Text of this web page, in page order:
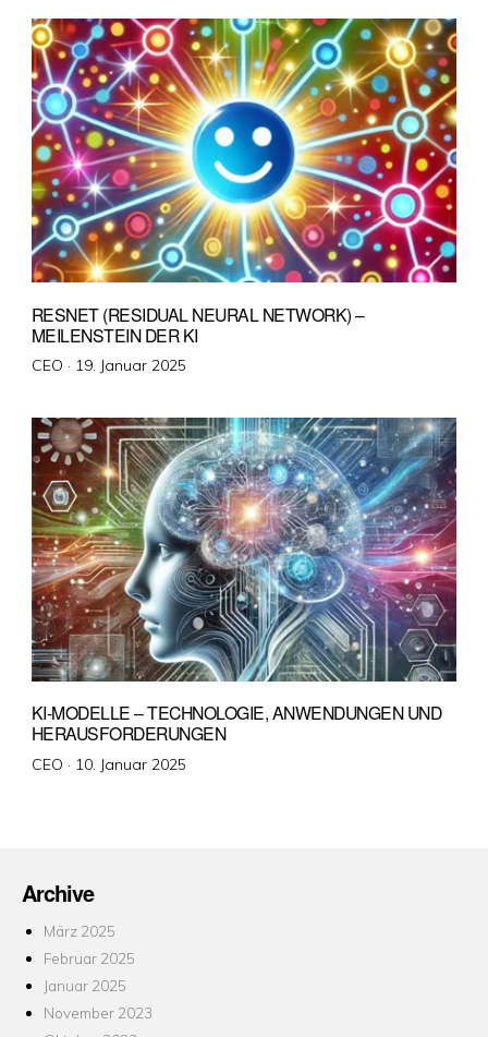
RESNET (RESIDUAL NEURAL NETWORK) –
MEILENSTEIN DER KI
CEO · Veröffentlicht
19. Januar 2025
KI-MODELLE – TECHNOLOGIE, ANWENDUNGEN UND
HERAUSFORDERUNGEN
CEO · Veröffentlicht
10. Januar 2025
Archive
März 2025
Februar 2025
Januar 2025
November 2023